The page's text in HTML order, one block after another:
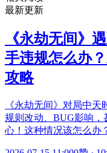
最新更新
《永劫无间》
手违规怎么办
攻略
《永劫无间》对局中
规则改动、BUG影响
心！这种情况该怎么办